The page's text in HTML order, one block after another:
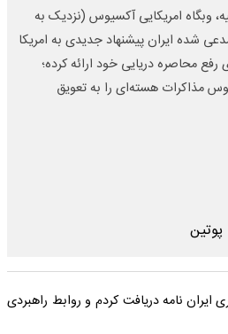
وبگاه امریکایی آکسیوس (نزدیک به
شده ایران پیشنهاد جدیدی به امریکا
رفع محاصره دریایی خود ارائه کرده؛
مذاکرات هسته‌ای را به تعویق
ایران نامه دریافت کردم و روابط راهبردی